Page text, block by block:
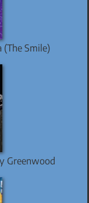
(The Smile)
Greenwood